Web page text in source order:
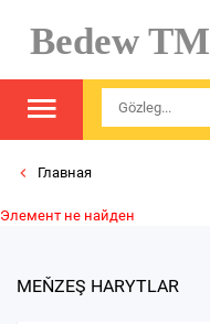
Bedew TM
Главная
Элемент не найден
MEŇZEŞ HARYTLAR